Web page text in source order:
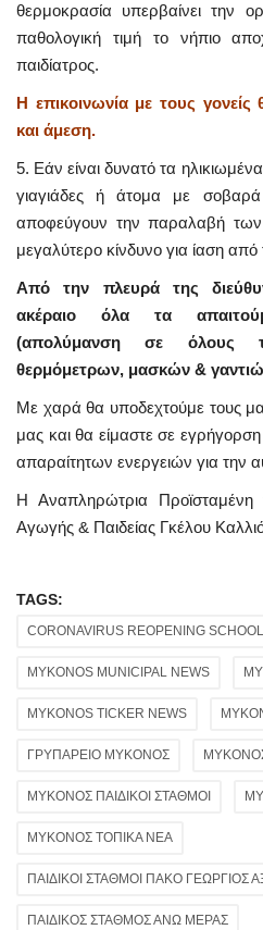
θερμοκρασία υπερβαίνει την
παθολογική τιμή το νήπιο
παιδίατρος.
Η επικοινωνία με τους γονείς
και άμεση.
5. Εάν είναι δυνατό τα
γιαγιάδες ή άτομα με
αποφεύγουν την παραλαβή των
μεγαλύτερο κίνδυνο για ίαση
Από την πλευρά της
ακέραιο όλα τα
(απολύμανση σε όλους
θερμόμετρων, μασκών &
Με χαρά θα υποδεχτούμε τους
μας και θα είμαστε σε
απαραίτητων ενεργειών για την
Η Αναπληρώτρια Προϊσταμένη
Αγωγής & Παιδείας Γκέλου
TAGS:
CORONAVIRUS REOPENING
MYKONOS MUNICIPAL NEWS
MYKONOS TICKER NEWS
ΓΡΥΠΑΡΕΙΟ ΜΥΚΟΝΟΣ
ΜΥΚΟΝΟΣ ΠΑΙΔΙΚΟΙ ΣΤΑΘΜΟΙ
ΜΥΚΟΝΟΣ ΤΟΠΙΚΑ ΝΕΑ
ΠΑΙΔΙΚΟΙ ΣΤΑΘΜΟΙ ΠΑΚΟ ΓΕΩΡΓΙΟΣ
ΠΑΙΔΙΚΟΣ ΣΤΑΘΜΟΣ ΑΝΩ ΜΕΡΑΣ